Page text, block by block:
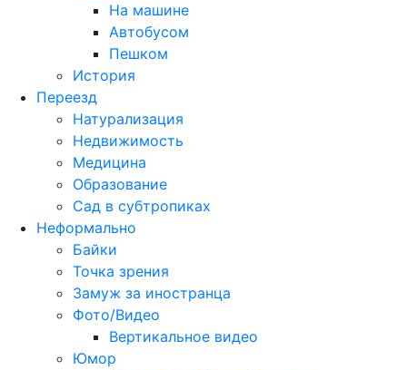
На машине
Автобусом
Пешком
История
Переезд
Натурализация
Недвижимость
Медицина
Образование
Сад в субтропиках
Неформально
Байки
Точка зрения
Замуж за иностранца
Фото/Видео
Вертикальное видео
Юмор